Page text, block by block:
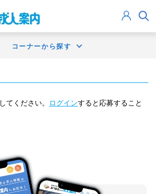
コーナーから探す
してください。 ログインすると応募すること